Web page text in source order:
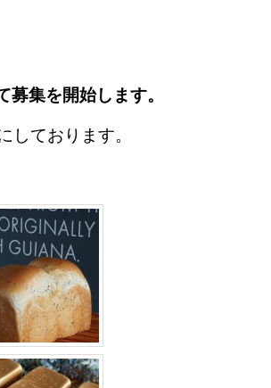
集を開始します。
しております。